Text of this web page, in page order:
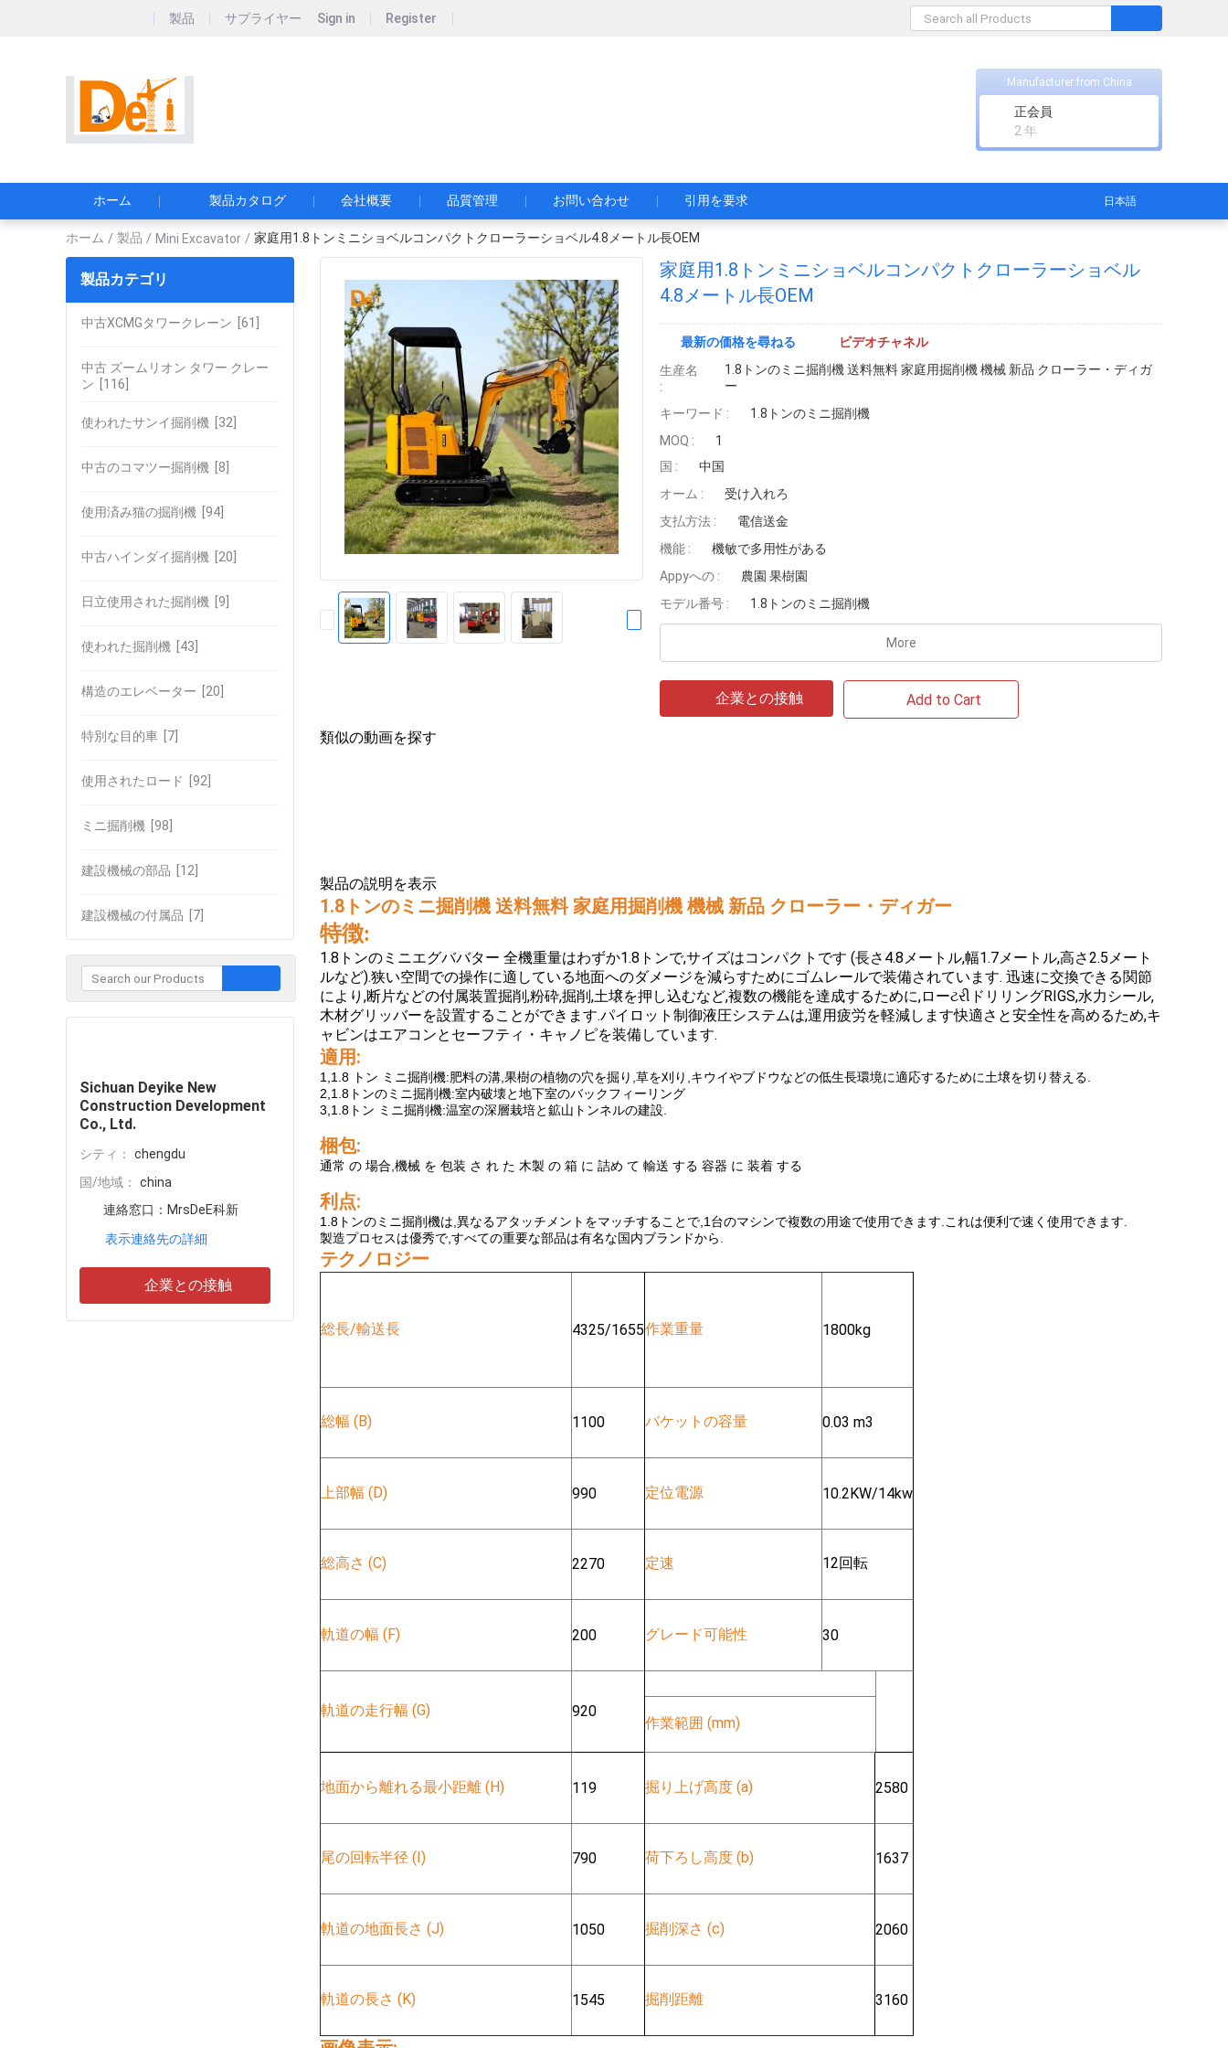
製品 サプライヤー Sign in Register
Manufacturer from China
正会員
2 年
ホーム 製品カタログ 会社概要 品質管理 お問い合わせ 引用を要求 日本語
ホーム / 製品 / Mini Excavator / 家庭用1.8トンミニショベルコンパクトクローラーショベル4.8メートル長OEM
製品カテゴリ
中古XCMGタワークレーン [61]
中古 ズームリオン タワー クレー
ン [116]
使われたサンイ掘削機 [32]
中古のコマツー掘削機 [8]
使用済み猫の掘削機 [94]
中古ハインダイ掘削機 [20]
日立使用された掘削機 [9]
使われた掘削機 [43]
構造のエレベーター [20]
特別な目的車 [7]
使用されたロード [92]
ミニ掘削機 [98]
建設機械の部品 [12]
建設機械の付属品 [7]
Sichuan Deyike New
Construction Development
Co., Ltd.
シティ：
chengdu
国/地域：
china
連絡窓口： MrsDeE科新
表示連絡先の詳細
企業との接触
家庭用1.8トンミニショベルコンパクトクローラーショベル
4.8メートル長OEM
最新の価格を尋ねる
ビデオチャネル
生産名
:
1.8トンのミニ掘削機 送料無料 家庭用掘削機 機械 新品 クローラー・ディガ
ー
キーワード :
1.8トンのミニ掘削機
MOQ :
1
国 :
中国
オーム :
受け入れろ
支払方法 :
電信送金
機能 :
機敏で多用性がある
Appyへの :
農園 果樹園
モデル番号 :
1.8トンのミニ掘削機
More
企業との接触 Add to Cart
類似の動画を探す
製品の説明を表示
1.8トンのミニ掘削機 送料無料 家庭用掘削機 機械 新品 クローラー・ディガー
特徴:
1.8トンのミニエグババター 全機重量はわずか1.8トンで,サイズはコンパクトです (長さ4.8メートル,幅1.7メートル,高さ2.5メート
ルなど).狭い空間での操作に適している地面へのダメージを減らすためにゴムレールで装備されています. 迅速に交換できる関節
により,断片などの付属装置掘削,粉砕,掘削,土壌を押し込むなど,複数の機能を達成するために,ローટરીドリリングRIGS,水力シール,
木材グリッバーを設置することができます.パイロット制御液圧システムは,運用疲労を軽減します快適さと安全性を高めるため,キ
ャビンはエアコンとセーフティ・キャノピを装備しています.
適用:
1,1.8 トン ミニ掘削機:肥料の溝,果樹の植物の穴を掘り,草を刈り,キウイやブドウなどの低生長環境に適応するために土壌を切り替える.
2,1.8トンのミニ掘削機:室内破壊と地下室のバックフィーリング
3,1.8トン ミニ掘削機:温室の深層栽培と鉱山トンネルの建設.
梱包:
通常 の 場合,機械 を 包装 さ れ た 木製 の 箱 に 詰め て 輸送 する 容器 に 装着 する
利点:
1.8トンのミニ掘削機は,異なるアタッチメントをマッチすることで,1台のマシンで複数の用途で使用できます.これは便利で速く使用できます.
製造プロセスは優秀で,すべての重要な部品は有名な国内ブランドから.
テクノロジー
総長/輸送長 4325/1655作業重量 1800kg
総幅 (B) 1100 バケットの容量 0.03 m3
上部幅 (D) 990 定位電源 10.2KW/14kw
総高さ (C) 2270 定速 12回転
軌道の幅 (F) 200 グレード可能性 30
軌道の走行幅 (G) 920
作業範囲 (mm)
地面から離れる最小距離 (H) 119 掘り上げ高度 (a) 2580
尾の回転半径 (I) 790 荷下ろし高度 (b) 1637
軌道の地面長さ (J) 1050 掘削深さ (c) 2060
軌道の長さ (K) 1545 掘削距離 3160